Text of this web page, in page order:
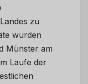
zu
wurden
Münster am
Laufe der